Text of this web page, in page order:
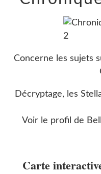
Concerne les sujets
Décryptage, les
Voir le profil de
Carte